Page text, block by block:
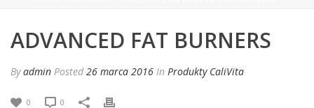
ADVANCED FAT BURNERS
Byadmin Posted 26 marca 2016 In Produkty CaliVita
0 0